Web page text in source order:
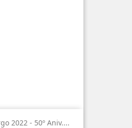
2022 - 50º Aniv....